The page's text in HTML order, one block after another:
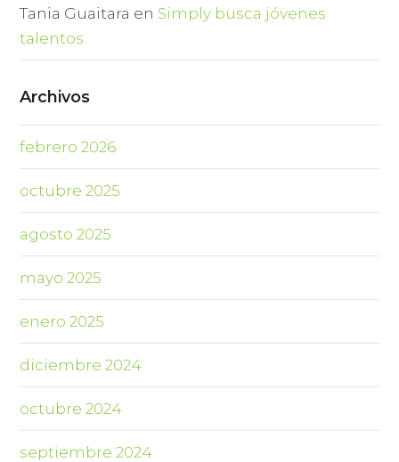
Tania Guaitara en Simply busca jóvenes
talentos
Archivos
febrero 2026
octubre 2025
agosto 2025
mayo 2025
enero 2025
diciembre 2024
octubre 2024
septiembre 2024